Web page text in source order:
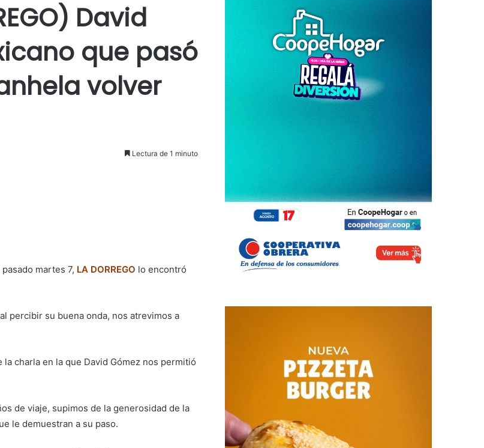
David
que pasó
volver
Lectura de 1 minuto
martes 7, LA DORREGO lo encontró
percibir su buena onda, nos atrevimos a
charla en la que David Gómez nos permitió
de viaje, supimos de la generosidad de la
le demuestran a su paso.